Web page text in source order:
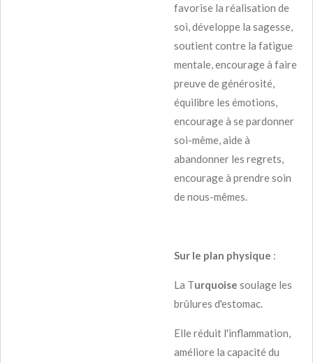
favorise la réalisation de
soi, développe la sagesse,
soutient contre la fatigue
mentale, encourage à faire
preuve de générosité,
équilibre les émotions,
encourage à se pardonner
soi-même, aide à
abandonner les regrets,
encourage à prendre soin
de nous-mêmes.
Sur le plan physique :
La Turquoise soulage les
brûlures d'estomac.
Elle réduit l'inflammation,
améliore la capacité du